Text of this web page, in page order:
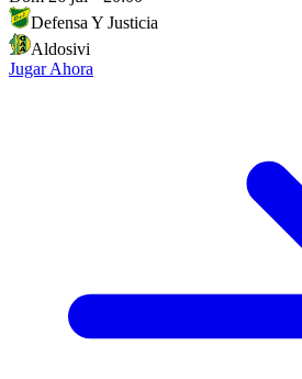
Defensa Y Justicia
Aldosivi
Jugar Ahora